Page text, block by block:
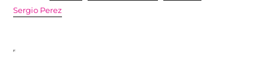
Sergio Perez